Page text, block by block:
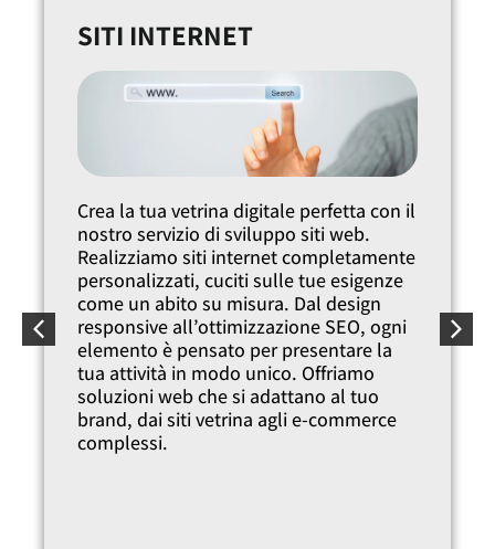
CAMPAGNE DIGITALI
Potenzia la tua presenza online con le
nostre campagne digitali mirate.
Aumentiamo la tua visibilità sul web
attraverso Google Ads, SEO e content
marketing, presentando la tua azienda a
potenziali clienti in cerca dei tuoi
prodotti e servizi. Con strategie di
marketing digitale personalizzate e
pubblicità online efficace,
incrementiamo il tuo portfolio clienti nel
mondo digitalizzato di oggi.